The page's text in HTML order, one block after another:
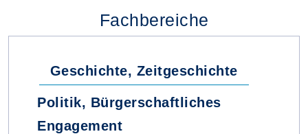
Fachbereiche
Geschichte, Zeitgeschichte
Politik, Bürgerschaftliches
Engagement